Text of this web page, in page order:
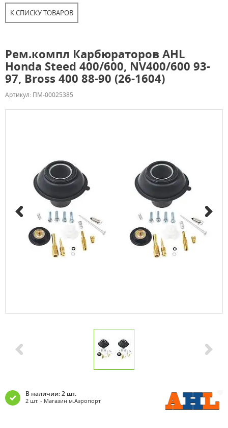
К СПИСКУ ТОВАРОВ
Рем.компл Карбюраторов AHL
Honda Steed 400/600, NV400/600 93-
97, Bross 400 88-90 (26-1604)
Артикул: ПМ-00025385
В наличии: 2 шт.
2 шт. - Магазин м.Аэропорт